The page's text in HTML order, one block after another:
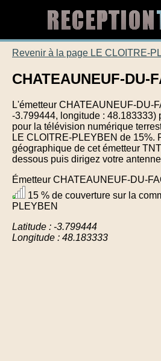
Revenir à la page LE CLOITRE-
CHATEAUNEUF-DU-
L'émetteur CHATEAUNEUF-DU-
-3.799444, longitude : 48.183333)
pour la télévision numérique
LE CLOITRE-PLEYBEN de 15%.
géographique de cet émetteur
dessous puis dirigez votre
Émetteur CHATEAUNEUF-DU-
15 % de couverture sur la
PLEYBEN
Latitude : -3.799444
Longitude : 48.183333